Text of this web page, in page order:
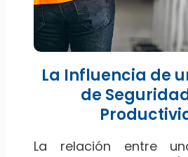
La Influencia de
de
La relación entre